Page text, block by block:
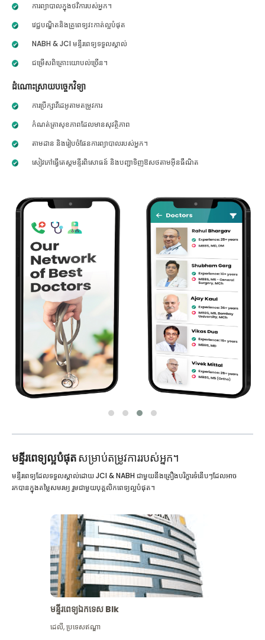
ការព្យាបាលក្នុងថវិការបស់អ្នក។
វេជ្ជបណ្ឌិតនិងគ្រូពេទ្យវះកាត់ល្អបំផុត
NABH & JCI មន្ទីរពេទ្យទទួលស្គាល់
ជម្រើសពិគ្រោះយោបល់ច្រើន។
ដំណោះស្រាយបច្ចេកវិទ្យា
ការប្រឹក្សាវីដេអូតាមតម្រូវការ
កំណត់ត្រាសុខភាពដែលមានសុវត្ថិភាព
តាមដាន និងរៀបចំផែនការព្យាបាលរបស់អ្នក។
សៀវភៅធ្វើតេស្តមន្ទីរពិសោធន៍ និងបញ្ជាទិញឱសថតាមអ៊ីនធឺណិត
មន្ទីរពេទ្យល្អបំផុតសម្រាប់តម្រូវការរបស់អ្នក។
មន្ទីរពេទ្យដែលទទួលស្គាល់ដោយ JCI & NABH ជាមួយនឹងគ្រឿងបរិក្ខារទំនើបៗដែលអាច
រកបានក្នុងតម្លៃសមរម្យ រួមជាមួយបុគ្គលិកពេទ្យល្អបំផុត។
មន្ទីរពេទ្យឯកទេស Blk
ដេលី,ប្រទេសឥណ្ឌា